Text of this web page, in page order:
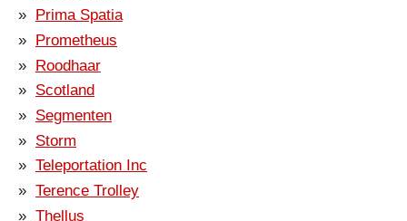
Prima Spatia
Prometheus
Roodhaar
Scotland
Segmenten
Storm
Teleportation Inc
Terence Trolley
Thellus